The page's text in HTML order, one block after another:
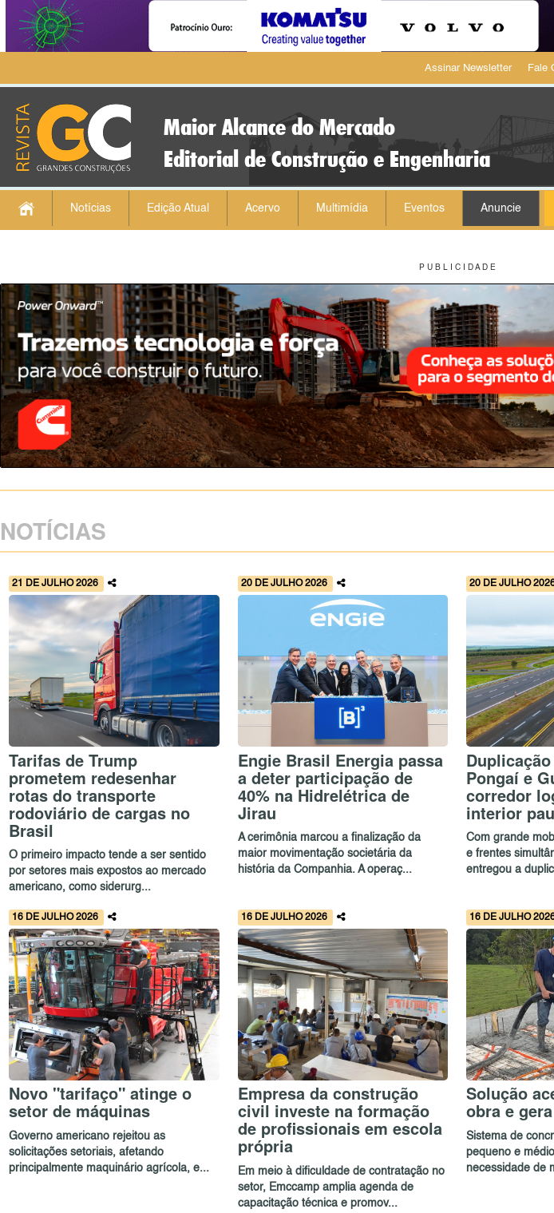
Assinar Newsletter Fale
Maior Alcance do Mercado
Editorial de Construção e Engenharia
Notícias Edição Atual Acervo Multimídia Eventos Anuncie
P U B L I C I D A D E
NOTÍCIAS
21 DE JULHO 2026
Tarifas de Trump
prometem redesenhar
rotas do transporte
rodoviário de cargas no
Brasil
O primeiro impacto tende a ser sentido
por setores mais expostos ao mercado
americano, como siderurg...
20 DE JULHO 2026
Engie Brasil Energia passa
a deter participação de
40% na Hidrelétrica de
Jirau
A cerimônia marcou a finalização da
maior movimentação societária da
história da Companhia. A operaç...
20 DE JULHO
Pongaí e
corredor
interior
Com grande
e frentes
entregou a
16 DE JULHO 2026
Novo "tarifaço" atinge o
setor de máquinas
Governo americano rejeitou as
solicitações setoriais, afetando
principalmente maquinário agrícola, e...
16 DE JULHO 2026
Empresa da construção
civil investe na formação
de profissionais em escola
própria
Em meio à dificuldade de contratação no
setor, Emccamp amplia agenda de
capacitação técnica e promov...
16 DE JULHO
Solução
obra e
Sistema de
pequeno e
necessidade de